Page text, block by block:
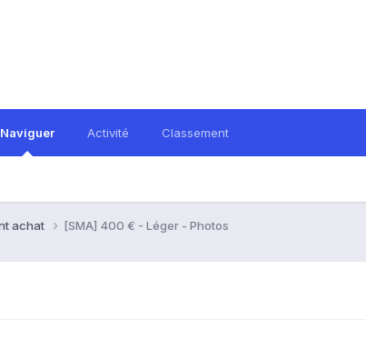
Naviguer Activité Classement
achat [SMA] 400 € - Léger - Photos